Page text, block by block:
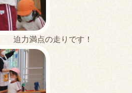
力満点の走りです！